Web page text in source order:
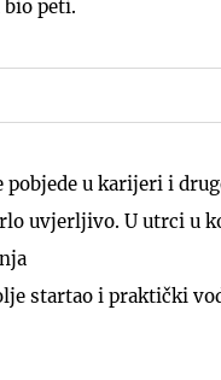
peti.
pobjede u karijeri i
uvjerljivo. U utrci u
startao i praktički